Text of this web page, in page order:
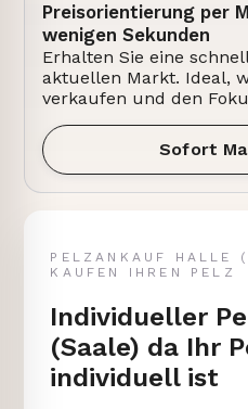
Preisorientierung per
wenigen Sekunden
Erhalten Sie eine
aktuellen Markt. Ideal,
verkaufen und den
Sofort
PELZANKAUF HALLE
KAUFEN IHREN PELZ
Individueller
(Saale) da Ihr
individuell ist